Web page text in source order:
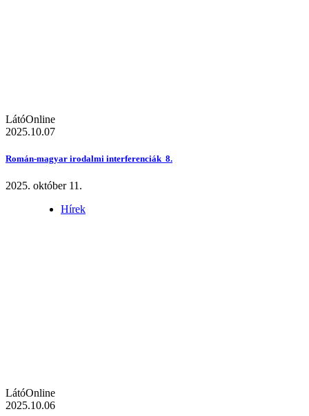
LátóOnline
2025.10.07
Román-magyar irodalmi interferenciák 8.
2025. október 11.
Hírek
LátóOnline
2025.10.06